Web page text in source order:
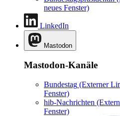
neues Fenster)
LinkedIn
Mastodon
Mastodon-Kanäle
Bundestag (Externer
Fenster)
hib-Nachrichten
Fenster)